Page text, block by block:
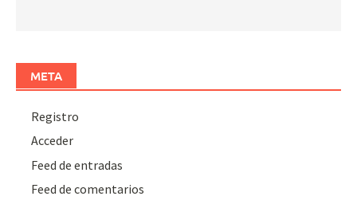
META
Registro
Acceder
Feed de entradas
Feed de comentarios